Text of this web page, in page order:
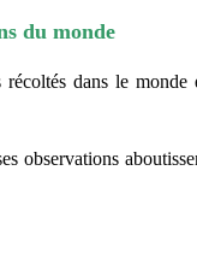
du monde
dans le
observations